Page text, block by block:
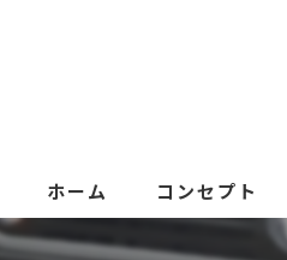
ホーム コンセプト